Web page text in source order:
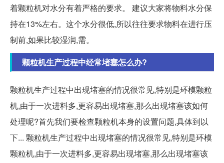
着颗粒机对水分有着严格的要求。 建议大家将物料水分保
持在13%左右。这个水分很低,所以往往要求物料在进行压
制前,如果比较湿润,需。
颗粒机生产过程中经常堵塞怎么办?
颗粒机生产过程中出现堵塞的情况很常见,特别是环模颗粒
机,由于一次进料多,更容易出现堵塞,那么出现堵塞该如何
处理呢?首先我们要检查颗粒机本身的设置问题,具体到以
下... 颗粒机生产过程中出现堵塞的情况很常见,特别是环模
颗粒机,由于一次进料多,更容易出现堵塞,那么出现堵塞该